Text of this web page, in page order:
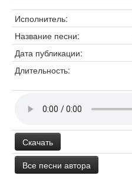
Исполнитель:
Название песни:
Дата публикации:
Длительность:
Скачать
Все песни автора